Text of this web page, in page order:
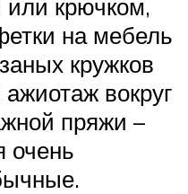
или крючком,
на мебель
кружков
вокруг
пряжи –
очень